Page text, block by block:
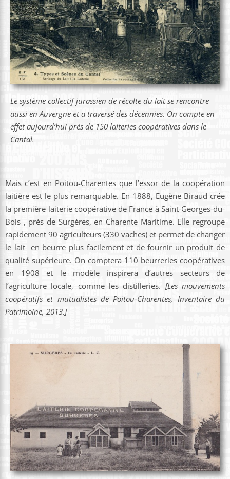
Le système collectif jurassien de récolte du lait se rencontre
aussi en Auvergne et a traversé des décennies. On compte en
effet aujourd’hui près de 150 laiteries coopératives dans le
Cantal.
Mais c’est en Poitou-Charentes que l’essor de la coopération
laitière est le plus remarquable. En 1888, Eugène Biraud crée
la première laiterie coopérative de France à Saint-Georges-du-
Bois , près de Surgères, en Charente Maritime. Elle regroupe
rapidement 90 agriculteurs (330 vaches) et permet de changer
le lait en beurre plus facilement et de fournir un produit de
qualité supérieure. On comptera 110 beurreries coopératives
en 1908 et le modèle inspirera d’autres secteurs de
l’agriculture locale, comme les distilleries. [Les mouvements
coopératifs et mutualistes de Poitou-Charentes, Inventaire du
Patrimoine, 2013.]